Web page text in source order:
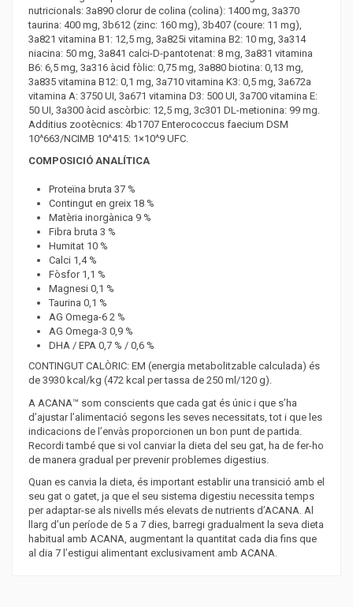
nutricionals: 3a890 clorur de colina (colina): 1400 mg, 3a370
taurina: 400 mg, 3b612 (zinc: 160 mg), 3b407 (coure: 11 mg),
3a821 vitamina B1: 12,5 mg, 3a825i vitamina B2: 10 mg, 3a314
niacina: 50 mg, 3a841 calci-D-pantotenat: 8 mg, 3a831 vitamina
B6: 6,5 mg, 3a316 àcid fòlic: 0,75 mg, 3a880 biotina: 0,13 mg,
3a835 vitamina B12: 0,1 mg, 3a710 vitamina K3: 0,5 mg, 3a672a
vitamina A: 3750 UI, 3a671 vitamina D3: 500 UI, 3a700 vitamina E:
50 UI, 3a300 àcid ascòrbic: 12,5 mg, 3c301 DL-metionina: 99 mg.
Additius zootècnics: 4b1707 Enterococcus faecium DSM
10^663/NCIMB 10^415: 1×10^9 UFC.
COMPOSICIÓ ANALÍTICA
Proteïna bruta 37 %
Contingut en greix 18 %
Matèria inorgànica 9 %
Fibra bruta 3 %
Humitat 10 %
Calci 1,4 %
Fòsfor 1,1 %
Magnesi 0,1 %
Taurina 0,1 %
AG Omega-6 2 %
AG Omega-3 0,9 %
DHA / EPA 0,7 % / 0,6 %
CONTINGUT CALÒRIC: EM (energia metabolitzable calculada) és
de 3930 kcal/kg (472 kcal per tassa de 250 ml/120 g).
A ACANA™ som conscients que cada gat és únic i que s’ha
d’ajustar l’alimentació segons les seves necessitats, tot i que les
indicacions de l’envàs proporcionen un bon punt de partida.
Recordi també que si vol canviar la dieta del seu gat, ha de fer-ho
de manera gradual per prevenir problemes digestius.
Quan es canvia la dieta, és important establir una transició amb el
seu gat o gatet, ja que el seu sistema digestiu necessita temps
per adaptar-se als nivells més elevats de nutrients d’ACANA. Al
llarg d’un període de 5 a 7 dies, barregi gradualment la seva dieta
habitual amb ACANA, augmentant la quantitat cada dia fins que
al dia 7 l’estigui alimentant exclusivament amb ACANA.